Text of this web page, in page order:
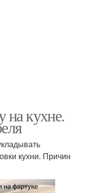
на кухне.
кухни. Причин